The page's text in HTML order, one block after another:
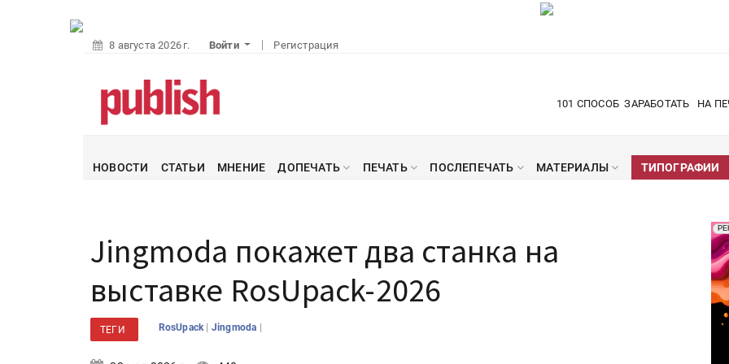
8 августа 2026 г. Войти Регистрация
101 СПОСОБ ЗАРАБОТАТЬ НА
НОВОСТИ СТАТЬИ МНЕНИЕ ДОПЕЧАТЬ ПЕЧАТЬ ПОСЛЕПЕЧАТЬ МАТЕРИАЛЫ ТИПОГРАФИИ
Jingmoda покажет два станка на
выставке RosUpack-2026
ТЕГИ RosUpack | Jingmoda |